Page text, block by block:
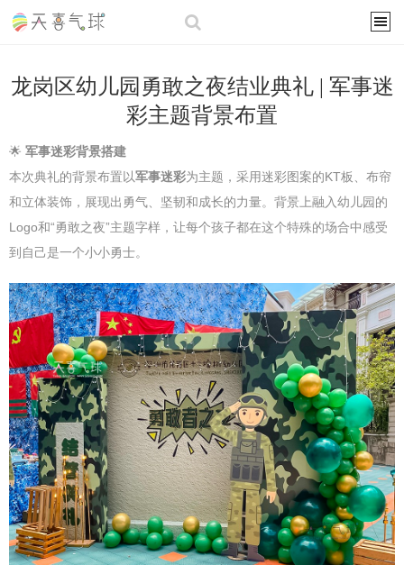
龙岗区幼儿园勇敢之夜结业典礼 | 军事迷
彩主题背景布置
🌟 军事迷彩背景搭建
本次典礼的背景布置以军事迷彩为主题，采用迷彩图案的KT板、布帘
和立体装饰，展现出勇气、坚韧和成长的力量。背景上融入幼儿园的
Logo和“勇敢之夜”主题字样，让每个孩子都在这个特殊的场合中感受
到自己是一个小小勇士。